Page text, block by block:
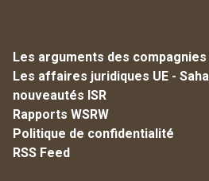
Les arguments des compagnies
Les affaires juridiques UE -
nouveautés ISR
Rapports WSRW
Politique de confidentialité
RSS Feed